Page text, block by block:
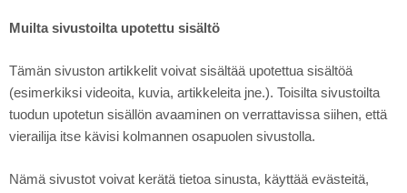
Muilta sivustoilta upotettu sisältö
Tämän sivuston artikkelit voivat sisältää upotettua sisältöä
(esimerkiksi videoita, kuvia, artikkeleita jne.). Toisilta sivustoilta
tuodun upotetun sisällön avaaminen on verrattavissa siihen, että
vierailija itse kävisi kolmannen osapuolen sivustolla.
Nämä sivustot voivat kerätä tietoa sinusta, käyttää evästeitä,